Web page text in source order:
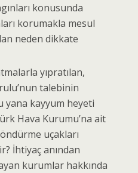
konusunda
korumakla mesul
neden dikkate
yıpratılan,
talebinin
yana kayyum heyeti
Hava Kurumu’na ait
uçakları
İhtiyaç anından
kurumlar hakkında